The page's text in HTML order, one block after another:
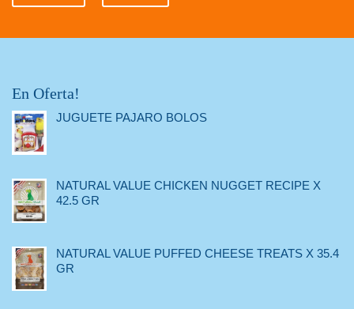
En Oferta!
JUGUETE PAJARO BOLOS
NATURAL VALUE CHICKEN NUGGET RECIPE X
42.5 GR
NATURAL VALUE PUFFED CHEESE TREATS X 35.4
GR